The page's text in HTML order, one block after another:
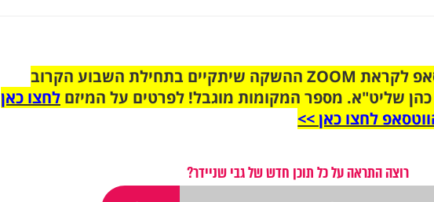
הצטרפו לקבוצת הוואטסאפ לקראת ZOOM ההשקה שיתקיים בתחילת השבוע הקרוב
שליט"א. מספר המקומות מוגבל! לפרטים על המיזם לחצו כאן
לחצו כאן >>
רוצה התראה על כל תוכן חדש של גבי שניידר?